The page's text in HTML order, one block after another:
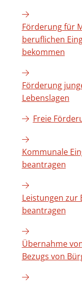
Förderung für
beruflichen
bekommen
Förderung
Lebenslagen
Freie
Kommunale
beantragen
Leistungen zur
beantragen
Übernahme
Bezugs von